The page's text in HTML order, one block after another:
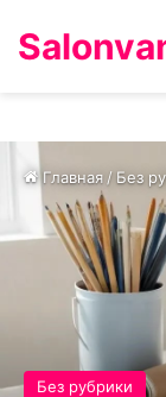
Главная /Без
Без рубрики